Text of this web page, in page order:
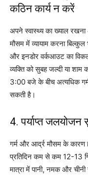
कठिन कार्य न करें
अपने स्वास्थ्य का ख्याल रखना
मौसम में व्यायाम करना
और इनडोर वर्कआउट का
व्यक्ति को सुबह जल्दी या
3:00 बजे के बीच अत्यधिक
सकती है।
4. पर्याप्त जलयोजन
गर्म और आर्द्र मौसम के कारण
प्रतिदिन कम से कम 12-13
मात्रा में पानी, नमक और